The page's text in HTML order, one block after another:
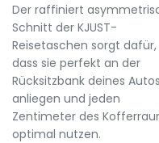
Der raffiniert
Schnitt der KJUST-
Reisetaschen sorgt dafür,
dass sie perfekt an der
Rücksitzbank deines Autos
anliegen und jeden
Zentimeter des
optimal nutzen.